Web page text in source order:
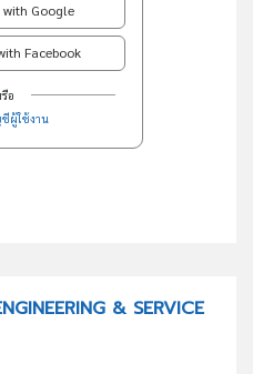
with Google
Facebook
อ
ผู้ใช้งาน
& SERVICE